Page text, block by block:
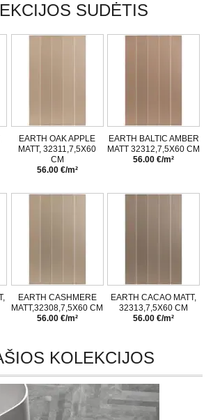
SUDĖTIS
EARTH OAK APPLE
MATT, 32311,7,5X60
CM
56.00 €/m²
EARTH BALTIC AMBER
MATT 32312,7,5X60 CM
56.00 €/m²
EARTH CASHMERE
MATT,32308,7,5X60 CM
56.00 €/m²
EARTH CACAO MATT,
32313,7,5X60 CM
56.00 €/m²
KOLEKCIJOS